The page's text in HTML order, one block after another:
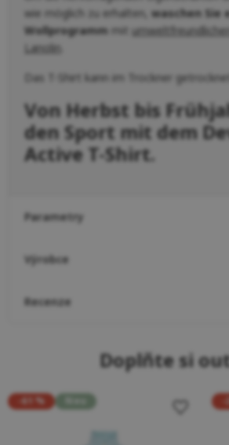
wie möglich zu erhalten, waschen Sie
Wollprogramm mit
Lanolin
Das T-Shirt kann im Trockner
Von Herbst bis
den Sport mit dem
Active T-Shirt.
Parametry
Výrobce
Recenze
Doplňte si
-61 %